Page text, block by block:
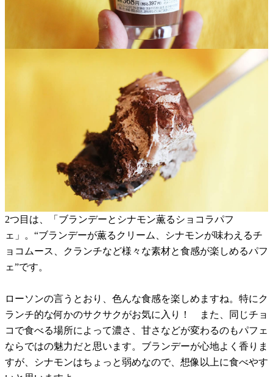
2つ目は、「ブランデーとシナモン薫るショコラパフ
ェ」。“ブランデーが薫るクリーム、シナモンが味わえるチ
ョコムース、クランチなど様々な素材と食感が楽しめるパフ
ェ”です。
ローソンの言うとおり、色んな食感を楽しめますね。特にク
ランチ的な何かのサクサクがお気に入り！ また、同じチョ
コで食べる場所によって濃さ、甘さなどが変わるのもパフェ
ならではの魅力だと思います。ブランデーが心地よく香りま
すが、シナモンはちょっと弱めなので、想像以上に食べやす